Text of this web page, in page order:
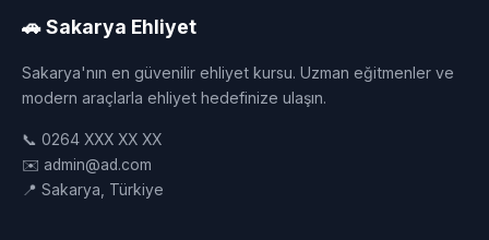
🚗 Sakarya Ehliyet
Sakarya'nın en güvenilir ehliyet kursu. Uzman eğitmenler ve
modern araçlarla ehliyet hedefinize ulaşın.
📞 0264 XXX XX XX
✉️ admin@ad.com
📍 Sakarya, Türkiye